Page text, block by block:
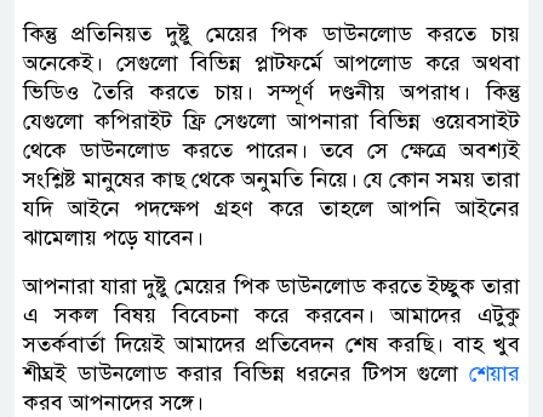
কিন্তু প্রতিনিয়ত দুষ্টু মেয়ের পিক ডাউনলোড করতে চায়
অনেকেই। সেগুলো বিভিন্ন প্লাটফর্মে আপলোড করে অথবা
ভিডিও তৈরি করতে চায়। সম্পূর্ণ দণ্ডনীয় অপরাধ। কিন্তু
যেগুলো কপিরাইট ফ্রি সেগুলো আপনারা বিভিন্ন ওয়েবসাইট
থেকে ডাউনলোড করতে পারেন। তবে সে ক্ষেত্রে অবশ্যই
সংশ্লিষ্ট মানুষের কাছ থেকে অনুমতি নিয়ে। যে কোন সময় তারা
যদি আইনে পদক্ষেপ গ্রহণ করে তাহলে আপনি আইনের
ঝামেলায় পড়ে যাবেন।
আপনারা যারা দুষ্টু মেয়ের পিক ডাউনলোড করতে ইচ্ছুক তারা
এ সকল বিষয় বিবেচনা করে করবেন। আমাদের এটুকু
সতর্কবার্তা দিয়েই আমাদের প্রতিবেদন শেষ করছি। বাহ খুব
শীঘ্রই ডাউনলোড করার বিভিন্ন ধরনের টিপস গুলো শেয়ার
করব আপনাদের সঙ্গে।